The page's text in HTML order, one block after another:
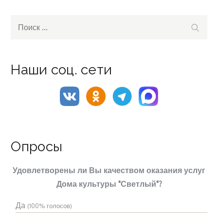
Наши соц. сети
Опросы
Удовлетворены ли Вы качеством оказания услуг
Дома культуры "Светлый"?
Да (100% голосов)